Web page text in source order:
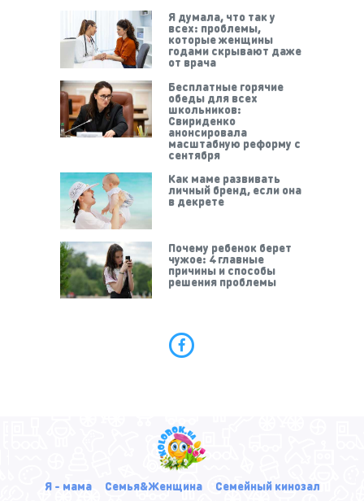
Я думала, что так у
всех: проблемы,
которые женщины
годами скрывают даже
от врача
Бесплатные горячие
обеды для всех
школьников:
Свириденко
анонсировала
масштабную реформу с
сентября
Как маме развивать
личный бренд, если она
в декрете
Почему ребенок берет
чужое: 4 главные
причины и способы
решения проблемы
Я - мама Семья&Женщина
Семейный кинозал